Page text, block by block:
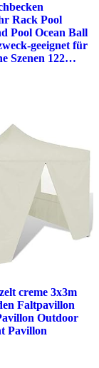
Rack Pool
Pool Ocean Ball
geeignet für
Szenen 122…
creme 3x3m
Faltpavillon
Outdoor
Pavillon